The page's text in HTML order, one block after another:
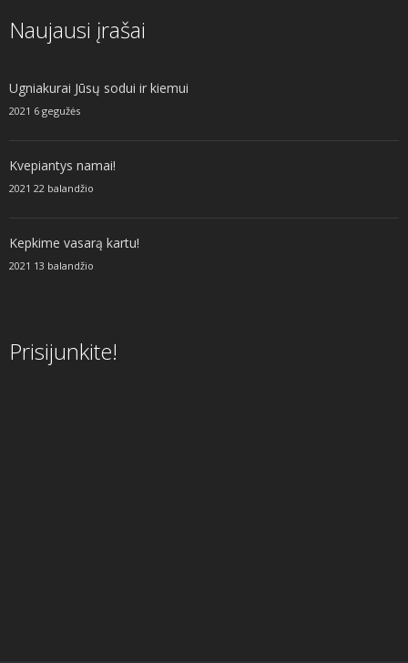
Naujausi įrašai
Ugniakurai Jūsų sodui ir kiemui
2021 6 gegužės
Kvepiantys namai!
2021 22 balandžio
Kepkime vasarą kartu!
2021 13 balandžio
Prisijunkite!